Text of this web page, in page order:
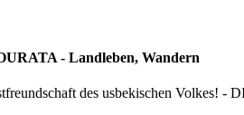
- Landleben, Wandern